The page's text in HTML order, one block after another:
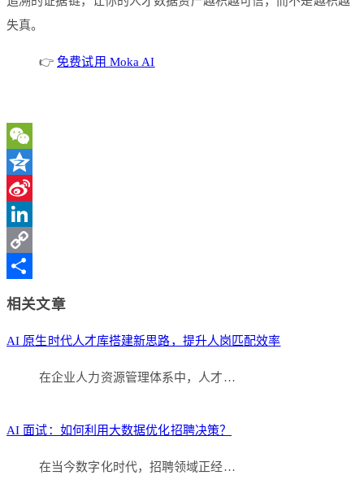
失真。
👉免费试用 Moka AI
WeChat
Qzone
Sina
Weibo
LinkedIn
Copy
相关文章
AI 原生时代人才库搭建新思路，提升人岗匹配效率
在企业人力资源管理体系中，人才…
AI 面试：如何利用大数据优化招聘决策？
在当今数字化时代，招聘领域正经…